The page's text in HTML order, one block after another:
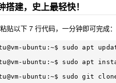
搭建，史上最轻快！
贴以下 7 行代码，一分钟即可完成：
ubuntu:~$ sudo apt
ubuntu:~$ sudo apt
ubuntu:~$ sudo git